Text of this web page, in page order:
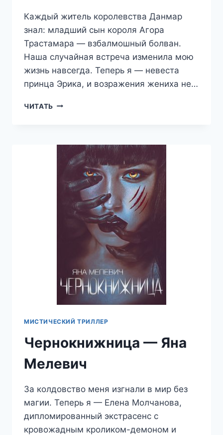
Каждый житель королевства Данмар
знал: младший сын короля Агора
Трастамара — взбалмошный болван.
Наша случайная встреча изменила мою
жизнь навсегда. Теперь я — невеста
принца Эрика, и возражения жениха не…
ЧИТАТЬ ПРИНЦ
ЯНА
МЕЛЕВИЧ
МИСТИЧЕСКИЙ ТРИЛЛЕР
Чернокнижница — Яна
Мелевич
За колдовство меня изгнали в мир без
магии. Теперь я — Елена Молчанова,
дипломированный экстрасенс с
кровожадным кроликом-демоном и